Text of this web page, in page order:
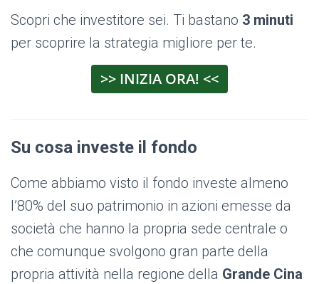
Scopri che investitore sei. Ti bastano 3 minuti
per scoprire la strategia migliore per te.
>> INIZIA ORA! <<
Su cosa investe il fondo
Come abbiamo visto il fondo investe almeno
l’80% del suo patrimonio in azioni emesse da
società che hanno la propria sede centrale o
che comunque svolgono gran parte della
propria attività nella regione della Grande Cina